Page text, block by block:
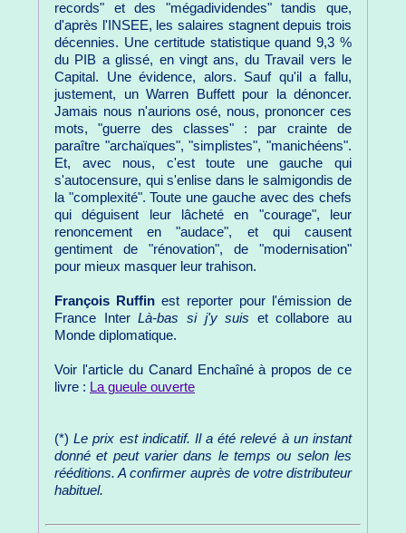
records" et des "mégadividendes" tandis que,
d'après l'INSEE, les salaires stagnent depuis trois
décennies. Une certitude statistique quand 9,3 %
du PIB a glissé, en vingt ans, du Travail vers le
Capital. Une évidence, alors. Sauf qu'il a fallu,
justement, un Warren Buffett pour la dénoncer.
Jamais nous n'aurions osé, nous, prononcer ces
mots, "guerre des classes" : par crainte de
paraître "archaïques", "simplistes", "manichéens".
Et, avec nous, c'est toute une gauche qui
s'autocensure, qui s'enlise dans le salmigondis de
la "complexité". Toute une gauche avec des chefs
qui déguisent leur lâcheté en "courage", leur
renoncement en "audace", et qui causent
gentiment de "rénovation", de "modernisation"
pour mieux masquer leur trahison.
François Ruffin est reporter pour l'émission de
France InterLà-bas si j'y suis et collabore au
Monde diplomatique.
Voir l'article du Canard Enchaîné à propos de ce
livre : La gueule ouverte
(*)Le prix est indicatif. Il a été relevé à un instant
donné et peut varier dans le temps ou selon les
rééditions. A confirmer auprès de votre distributeur
habituel.